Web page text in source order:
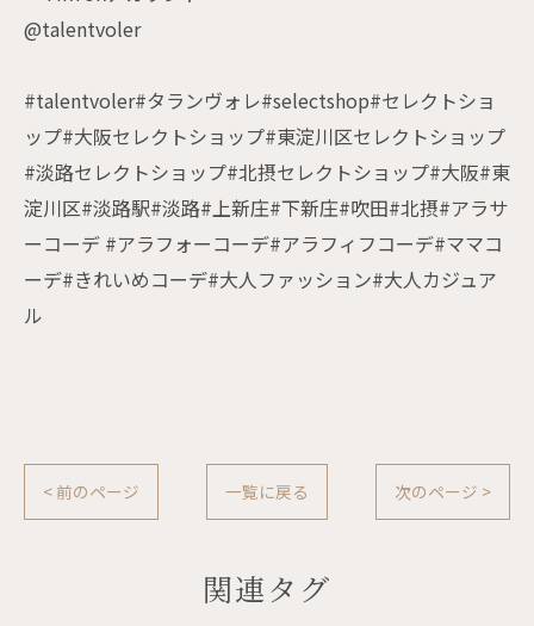
@talentvoler
#talentvoler#タランヴォレ#selectshop#セレクトショ
ップ#大阪セレクトショップ#東淀川区セレクトショップ
#淡路セレクトショップ#北摂セレクトショップ#大阪#東
淀川区#淡路駅#淡路#上新庄#下新庄#吹田#北摂#アラサ
ーコーデ #アラフォーコーデ#アラフィフコーデ#ママコ
ーデ#きれいめコーデ#大人ファッション#大人カジュア
ル
< 前のページ 一覧に戻る 次のページ >
関連タグ